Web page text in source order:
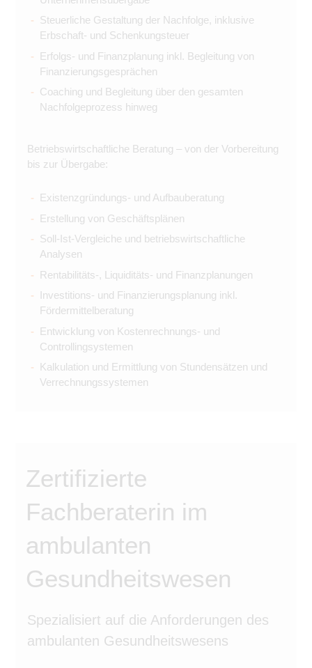
Steuerliche Gestaltung der Nachfolge, inklusive
Erbschaft- und Schenkungsteuer
Erfolgs- und Finanzplanung inkl. Begleitung von
Finanzierungsgesprächen
Coaching und Begleitung über den gesamten
Nachfolgeprozess hinweg
Betriebswirtschaftliche Beratung – von der Vorbereitung
bis zur Übergabe:
Existenzgründungs- und Aufbauberatung
Erstellung von Geschäftsplänen
Soll-Ist-Vergleiche und betriebswirtschaftliche
Analysen
Rentabilitäts-, Liquiditäts- und Finanzplanungen
Investitions- und Finanzierungsplanung inkl.
Fördermittelberatung
Entwicklung von Kostenrechnungs- und
Controllingsystemen
Kalkulation und Ermittlung von Stundensätzen und
Verrechnungssystemen
Zertifizierte
Fachberaterin im
ambulanten
Gesundheitswesen
Spezialisiert auf die Anforderungen des
ambulanten Gesundheitswesens